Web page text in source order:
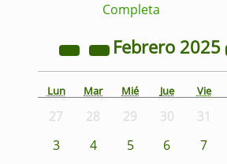
Completa
Febrero 2025
Lun Mar Mié Jue Vie
27 28 29 30 31
3
4 5 6 7